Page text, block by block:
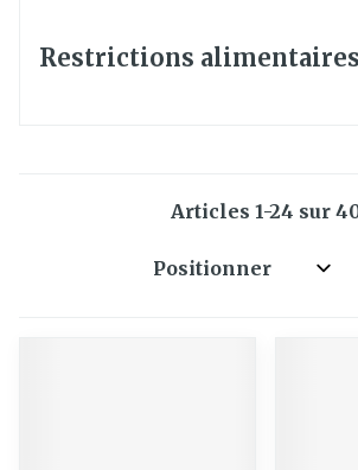
Restrictions alimentaires
Articles 1-24 sur
Trier par: